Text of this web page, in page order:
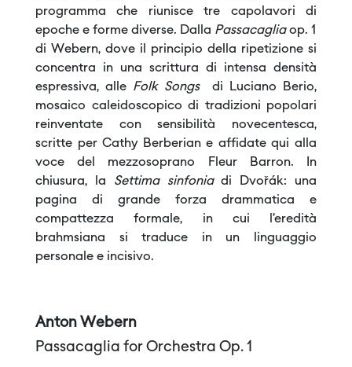
programma che riunisce tre capolavori di
epoche e forme diverse. Dalla Passacagliaop. 1
di Webern, dove il principio della ripetizione si
concentra in una scrittura di intensa densità
espressiva, alle Folk Songs di Luciano Berio,
mosaico caleidoscopico di tradizioni popolari
reinventate con sensibilità novecentesca,
scritte per Cathy Berberian e affidate qui alla
voce del mezzosoprano Fleur Barron. In
chiusura, la Settima sinfoniadi Dvořák: una
pagina di grande forza drammatica e
compattezza formale, in cui l’eredità
brahmsiana si traduce in un linguaggio
personale e incisivo.
Anton Webern
Passacaglia for Orchestra Op. 1